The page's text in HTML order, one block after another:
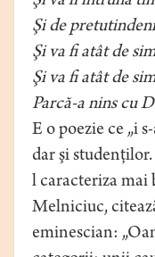
Şi de
Şi va fi atât de
Şi va fi atât de
Parcă-a nins cu
E o poezie ce „i
dar şi
l caracteriza mai
Melniciuc,
eminescian: